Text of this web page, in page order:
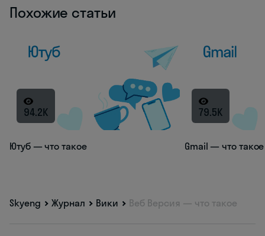
Похожие статьи
94.2K
Ютуб — что такое
79.5K
Gmail — что такое
Skyeng Журнал Вики Веб Версия — что такое